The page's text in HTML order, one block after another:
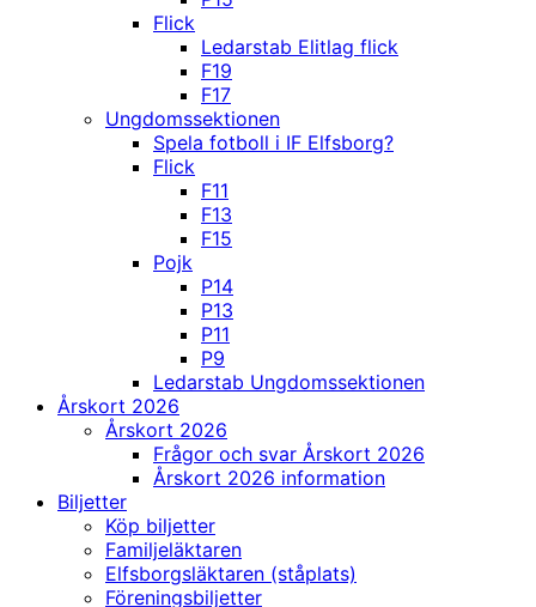
Flick
Ledarstab Elitlag flick
F19
F17
Ungdomssektionen
Spela fotboll i IF Elfsborg?
Flick
F11
F13
F15
Pojk
P14
P13
P11
P9
Ledarstab Ungdomssektionen
Årskort 2026
Årskort 2026
Frågor och svar Årskort 2026
Årskort 2026 information
Biljetter
Köp biljetter
Familjeläktaren
Elfsborgsläktaren (ståplats)
Föreningsbiljetter